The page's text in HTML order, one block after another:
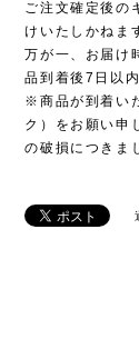
ご注文確定後の
けいたしかねま
万が一、お届け
品到着後7日以
※商品が到着い
ク）をお願い申
の破損につきま